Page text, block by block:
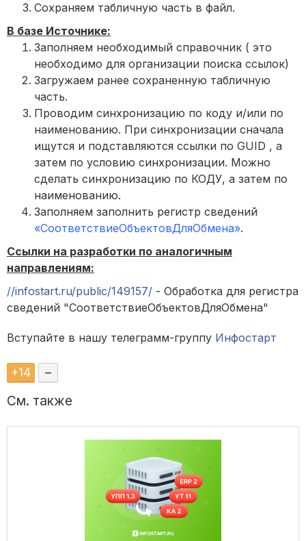
Сохраняем табличную часть в файл.
В базе Источнике:
Заполняем необходимый справочник ( это
необходимо для организации поиска ссылок)
Загружаем ранее сохраненную табличную
часть.
Проводим синхронизацию по коду и/или по
наименованию. При синхронизации сначала
ищутся и подставляются ссылки по GUID , а
затем по условию синхронизации. Можно
сделать синхронизацию по КОДУ, а затем по
наименованию.
Заполняем заполнить регистр сведений
«СоответствиеОбъектовДляОбмена».
Ссылки на разработки по аналогичным
направлениям:
//infostart.ru/public/149157/ - Обработка для регистра
сведений "СоответствиеОбъектовДляОбмена"
Вступайте в нашу телеграмм-группу Инфостарт
+14 –
См. также